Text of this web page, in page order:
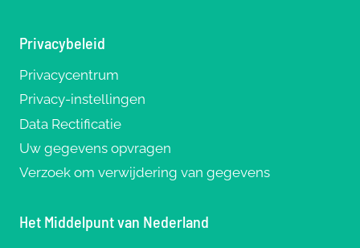
Privacybeleid
Privacycentrum
Privacy-instellingen
Data Rectificatie
Uw gegevens opvragen
Verzoek om verwijdering van gegevens
Het Middelpunt van Nederland